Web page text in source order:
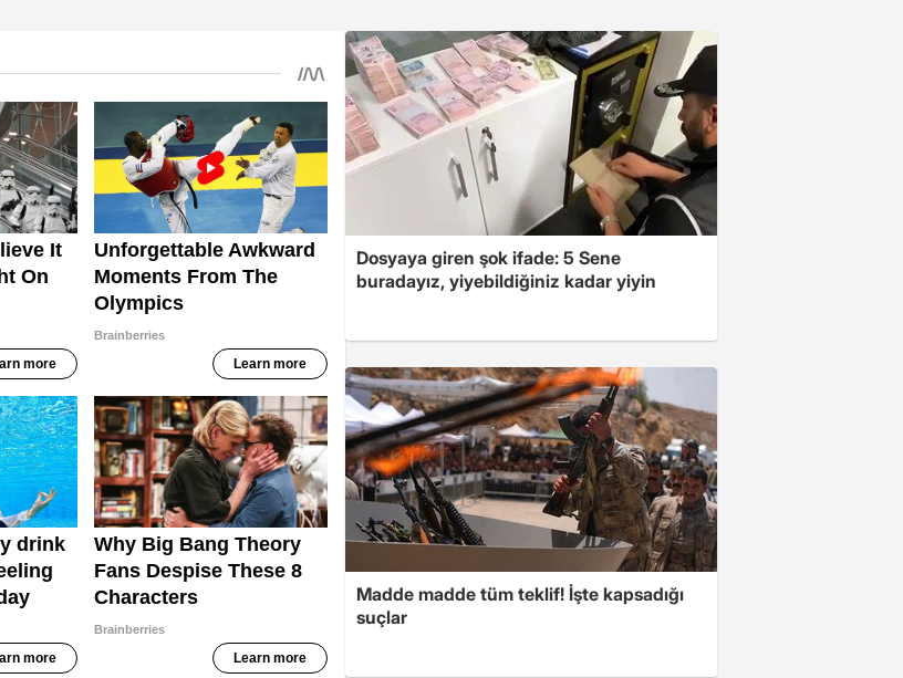
Dosyaya giren şok ifade: 5 Sene
buradayız, yiyebildiğiniz kadar yiyin
Madde madde tüm teklif! İşte kapsadığı
suçlar